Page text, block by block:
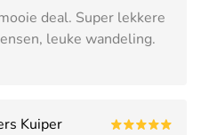
deal. Super lekkere
leuke wandeling.
Kuiper